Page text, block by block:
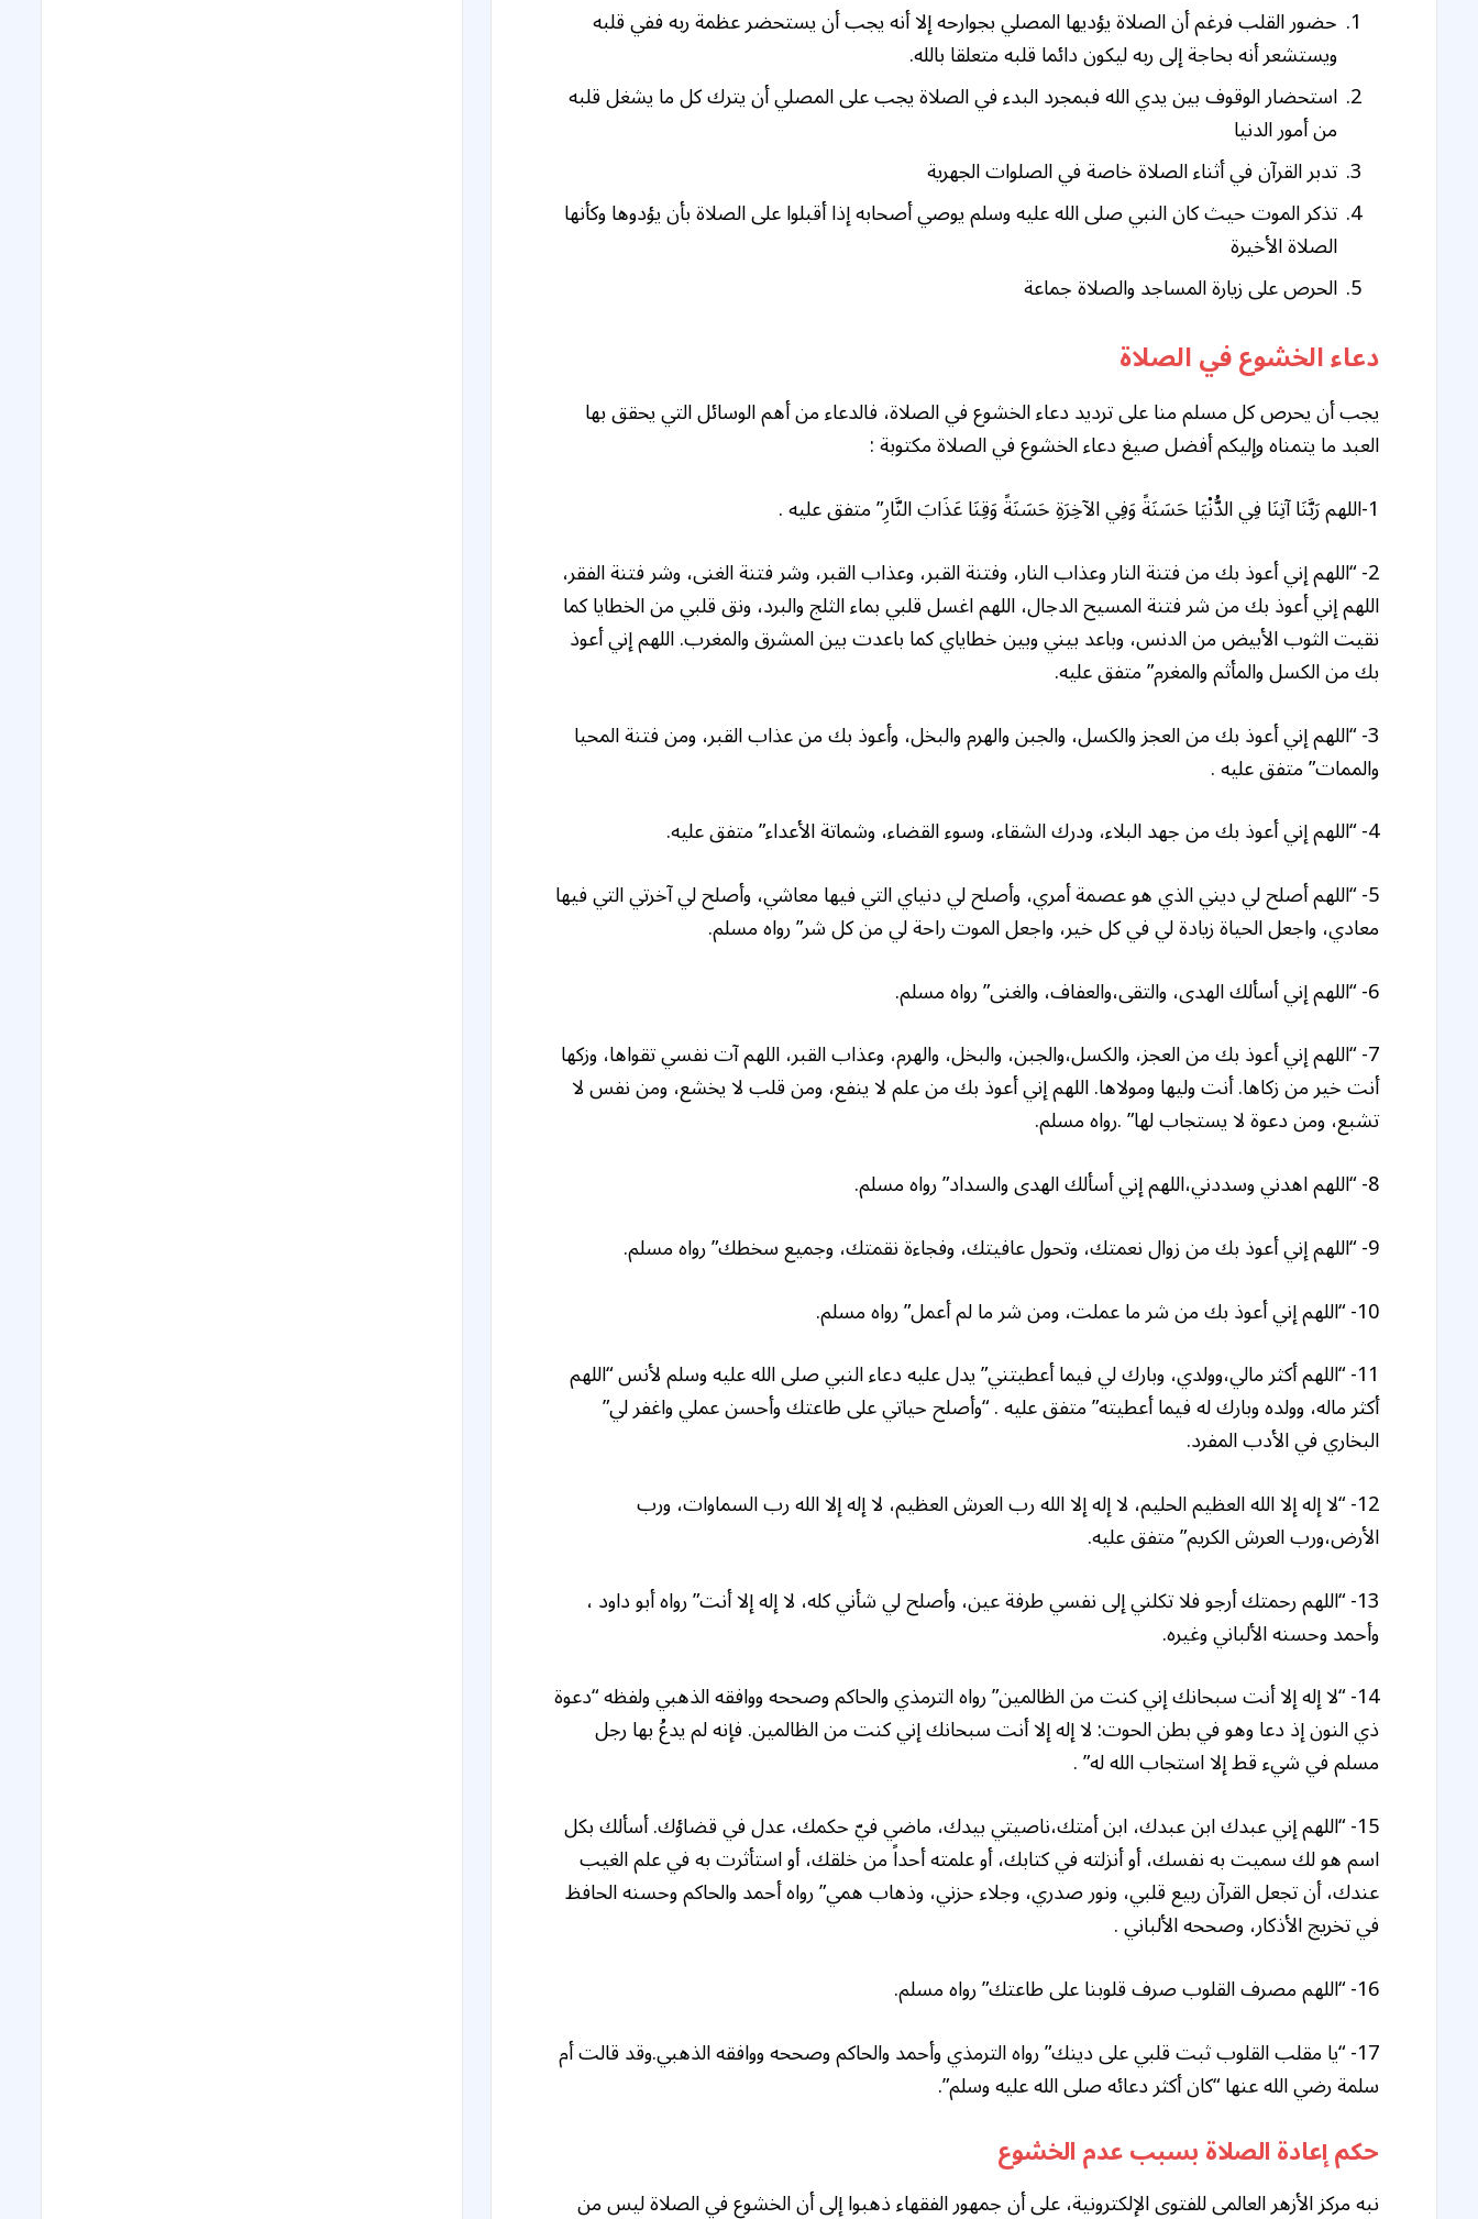
حضور القلب فرغم أن الصلاة يؤديها المصلي بجوارحه إلا أنه يجب أن يستحضر عظمة ربه ففي قلبه
ويستشعر أنه بحاجة إلى ربه ليكون دائما قلبه متعلقا بالله.
استحضار الوقوف بين يدي الله فبمجرد البدء في الصلاة يجب على المصلي أن يترك كل ما يشغل قلبه
من أمور الدنيا
تدبر القرآن في أثناء الصلاة خاصة في الصلوات الجهرية
تذكر الموت حيث كان النبي صلى الله عليه وسلم يوصي أصحابه إذا أقبلوا على الصلاة بأن يؤدوها وكأنها
الصلاة الأخيرة
الحرص على زيارة المساجد والصلاة جماعة
دعاء الخشوع في الصلاة
يجب أن يحرص كل مسلم منا على ترديد دعاء الخشوع في الصلاة، فالدعاء من أهم الوسائل التي يحقق بها
العبد ما يتمناه وإليكم أفضل صيغ دعاء الخشوع في الصلاة مكتوبة :
1-اللهم رَبَّنَا آتِنَا فِي الدُّنْيَا حَسَنَةً وَفِي الآخِرَةِ حَسَنَةً وَقِنَا عَذَابَ النَّارِ” متفق عليه .
2- “اللهم إني أعوذ بك من فتنة النار وعذاب النار، وفتنة القبر، وعذاب القبر، وشر فتنة الغنى، وشر فتنة الفقر،
اللهم إني أعوذ بك من شر فتنة المسيح الدجال، اللهم اغسل قلبي بماء الثلج والبرد، ونق قلبي من الخطايا كما
نقيت الثوب الأبيض من الدنس، وباعد بيني وبين خطاياي كما باعدت بين المشرق والمغرب. اللهم إني أعوذ
بك من الكسل والمأثم والمغرم” متفق عليه.
3- “اللهم إني أعوذ بك من العجز والكسل، والجبن والهرم والبخل، وأعوذ بك من عذاب القبر، ومن فتنة المحيا
والممات” متفق عليه .
4- “اللهم إني أعوذ بك من جهد البلاء، ودرك الشقاء، وسوء القضاء، وشماتة الأعداء” متفق عليه.
5- “اللهم أصلح لي ديني الذي هو عصمة أمري، وأصلح لي دنياي التي فيها معاشي، وأصلح لي آخرتي التي فيها
معادي، واجعل الحياة زيادة لي في كل خير، واجعل الموت راحة لي من كل شر” رواه مسلم.
6- “اللهم إني أسألك الهدى، والتقى،والعفاف، والغنى” رواه مسلم.
7- “اللهم إني أعوذ بك من العجز، والكسل،والجبن، والبخل، والهرم، وعذاب القبر، اللهم آت نفسي تقواها، وزكها
أنت خير من زكاها. أنت وليها ومولاها. اللهم إني أعوذ بك من علم لا ينفع، ومن قلب لا يخشع، ومن نفس لا
تشبع، ومن دعوة لا يستجاب لها” .رواه مسلم.
8- “اللهم اهدني وسددني،اللهم إني أسألك الهدى والسداد” رواه مسلم.
9- “اللهم إني أعوذ بك من زوال نعمتك، وتحول عافيتك، وفجاءة نقمتك، وجميع سخطك” رواه مسلم.
10- “اللهم إني أعوذ بك من شر ما عملت، ومن شر ما لم أعمل” رواه مسلم.
11- “اللهم أكثر مالي،وولدي، وبارك لي فيما أعطيتني” يدل عليه دعاء النبي صلى الله عليه وسلم لأنس “اللهم
أكثر ماله، وولده وبارك له فيما أعطيته” متفق عليه . “وأصلح حياتي على طاعتك وأحسن عملي واغفر لي”
البخاري في الأدب المفرد.
12- “لا إله إلا الله العظيم الحليم، لا إله إلا الله رب العرش العظيم، لا إله إلا الله رب السماوات، ورب
الأرض،ورب العرش الكريم” متفق عليه.
13- “اللهم رحمتك أرجو فلا تكلني إلى نفسي طرفة عين، وأصلح لي شأني كله، لا إله إلا أنت” رواه أبو داود ،
وأحمد وحسنه الألباني وغيره.
14- “لا إله إلا أنت سبحانك إني كنت من الظالمين” رواه الترمذي والحاكم وصححه ووافقه الذهبي ولفظه “دعوة
ذي النون إذ دعا وهو في بطن الحوت: لا إله إلا أنت سبحانك إني كنت من الظالمين. فإنه لم يدعُ بها رجل
مسلم في شيء قط إلا استجاب الله له” .
15- “اللهم إني عبدك ابن عبدك، ابن أمتك،ناصيتي بيدك، ماضي فيّ حكمك، عدل في قضاؤك. أسألك بكل
اسم هو لك سميت به نفسك، أو أنزلته في كتابك، أو علمته أحداً من خلقك، أو استأثرت به في علم الغيب
عندك، أن تجعل القرآن ربيع قلبي، ونور صدري، وجلاء حزني، وذهاب همي” رواه أحمد والحاكم وحسنه الحافظ
في تخريج الأذكار، وصححه الألباني .
16- “اللهم مصرف القلوب صرف قلوبنا على طاعتك” رواه مسلم.
17- “يا مقلب القلوب ثبت قلبي على دينك” رواه الترمذي وأحمد والحاكم وصححه ووافقه الذهبي.وقد قالت أم
سلمة رضي الله عنها “كان أكثر دعائه صلى الله عليه وسلم”.
حكم إعادة الصلاة بسبب عدم الخشوع
نبه مركز الأزهر العالمى للفتوى الإلكترونية، على أن جمهور الفقهاء ذهبوا إلى أن الخشوع في الصلاة ليس من